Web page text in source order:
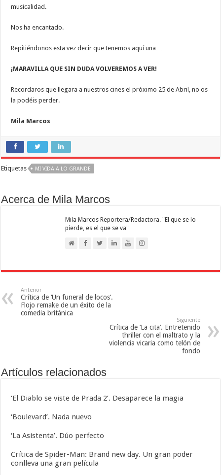
musicalidad.
Nos ha encantado.
Repitiéndonos esta vez decir que tenemos aquí una…
¡MARAVILLA QUE SIN DUDA VOLVEREMOS A VER!
Recordaros que llegara a nuestros cines el próximo 25 de Abril, no os
la podéis perder.
Mila Marcos
Etiquetas MI VIDA A LO GRANDE
Acerca de Mila Marcos
Mila Marcos Reportera/Redactora. "El que se lo
pierde, es el que se va"
Anterior
Crítica de ‘Un funeral de locos’.
Flojo remake de un éxito de la
comedia británica
Siguiente
Crítica de ‘La cita’. Entretenido
thriller con el maltrato y la
violencia vicaria como telón de
fondo
Artículos relacionados
‘El Diablo se viste de Prada 2’. Desaparece la magia
‘Boulevard’. Nada nuevo
‘La Asistenta’. Dúo perfecto
Crítica de Spider-Man: Brand new day. Un gran poder
conlleva una gran película